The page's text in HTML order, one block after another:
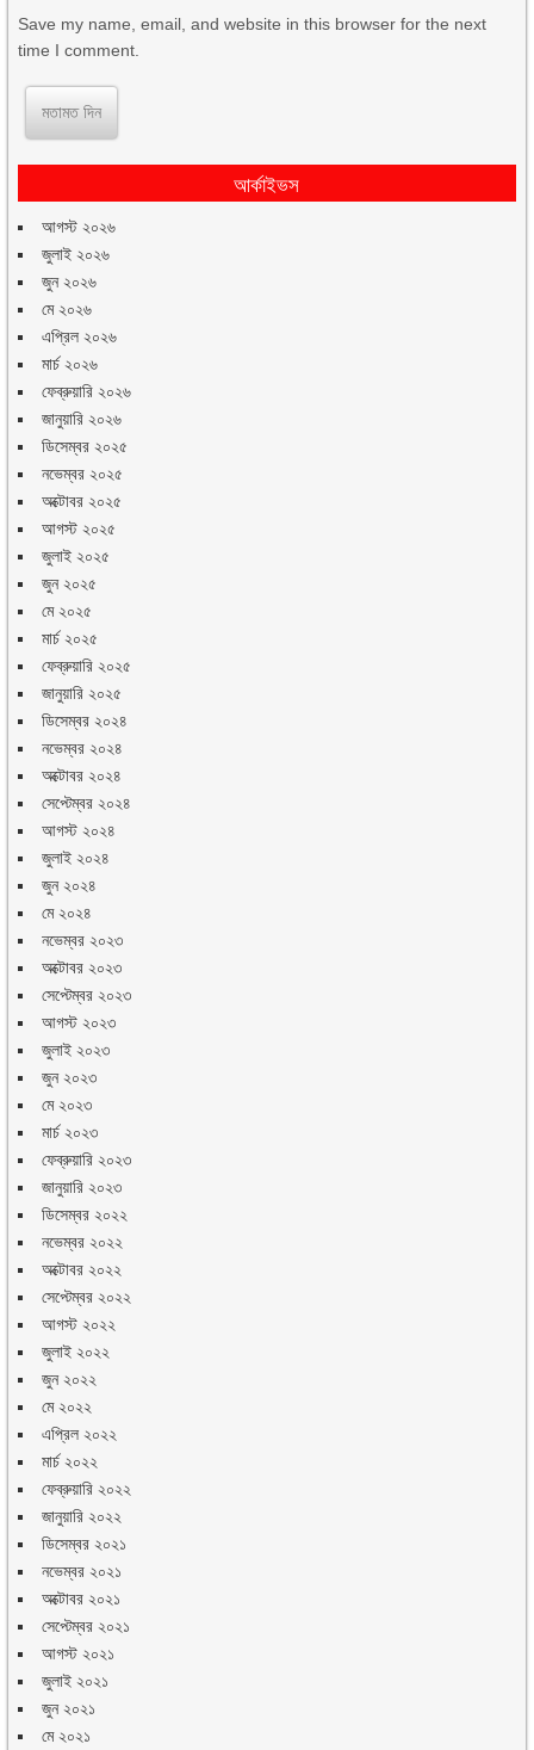
Save my name, email, and website in this browser for the next
time I comment.
আর্কাইভস
আগস্ট ২০২৬
জুলাই ২০২৬
জুন ২০২৬
মে ২০২৬
এপ্রিল ২০২৬
মার্চ ২০২৬
ফেব্রুয়ারি ২০২৬
জানুয়ারি ২০২৬
ডিসেম্বর ২০২৫
নভেম্বর ২০২৫
অক্টোবর ২০২৫
আগস্ট ২০২৫
জুলাই ২০২৫
জুন ২০২৫
মে ২০২৫
মার্চ ২০২৫
ফেব্রুয়ারি ২০২৫
জানুয়ারি ২০২৫
ডিসেম্বর ২০২৪
নভেম্বর ২০২৪
অক্টোবর ২০২৪
সেপ্টেম্বর ২০২৪
আগস্ট ২০২৪
জুলাই ২০২৪
জুন ২০২৪
মে ২০২৪
নভেম্বর ২০২৩
অক্টোবর ২০২৩
সেপ্টেম্বর ২০২৩
আগস্ট ২০২৩
জুলাই ২০২৩
জুন ২০২৩
মে ২০২৩
মার্চ ২০২৩
ফেব্রুয়ারি ২০২৩
জানুয়ারি ২০২৩
ডিসেম্বর ২০২২
নভেম্বর ২০২২
অক্টোবর ২০২২
সেপ্টেম্বর ২০২২
আগস্ট ২০২২
জুলাই ২০২২
জুন ২০২২
মে ২০২২
এপ্রিল ২০২২
মার্চ ২০২২
ফেব্রুয়ারি ২০২২
জানুয়ারি ২০২২
ডিসেম্বর ২০২১
নভেম্বর ২০২১
অক্টোবর ২০২১
সেপ্টেম্বর ২০২১
আগস্ট ২০২১
জুলাই ২০২১
জুন ২০২১
মে ২০২১